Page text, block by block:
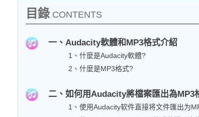
目錄 CONTENTS
一、Audacity軟體和MP3格式介紹
1、什麼是Audacity軟體?
2、什麼是MP3格式?
二、如何用Audacity將檔案匯出為MP3
1、使用Audacity软件直接将文件匯出为